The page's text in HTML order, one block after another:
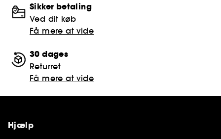
Sikker betaling
Ved dit køb
Få mere at vide
30 dages
Returret
Få mere at vide
Hjælp